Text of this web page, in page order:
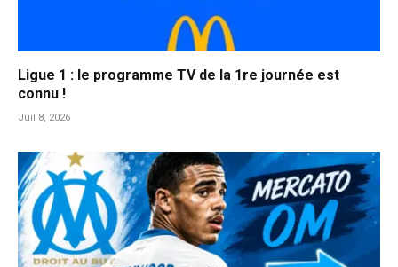
Ligue 1 : le programme TV de la 1re journée est
connu !
Juil 8, 2026